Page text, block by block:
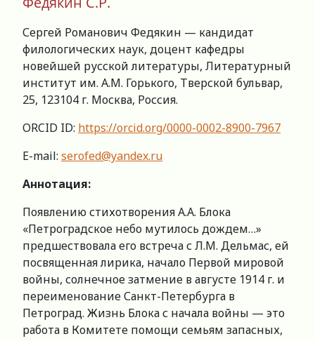
Сергей Романович Федякин — кандидат
филологических наук, доцент кафедры
новейшей русской литературы, Литературный
институт им. А.М. Горького, Тверской бульвар,
25, 123104 г. Москва, Россия.
ORCID ID: https://orcid.org/0000-0002-8900-7967
E-mail: serofed@yandex.ru
Аннотация:
Появлению стихотворения А.А. Блока
«Петроградское небо мутилось дождем…»
предшествовала его встреча с Л.М. Дельмас, ей
посвященная лирика, начало Первой мировой
войны, солнечное затмение в августе 1914 г. и
переименование Санкт-Петербурга в
Петроград. Жизнь Блока с начала войны — это
работа в Комитете помощи семьям запасных,